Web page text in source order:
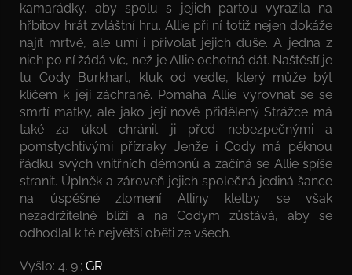
kamarádky, aby spolu s jejich partou vyrazila na
hřbitov hrát zvláštní hru. Allie při ní totiž nejen dokáže
najít mrtvé, ale umí i přivolat jejich duše. A jedna z
nich po ní žádá víc, než je Allie ochotná dát. Naštěstí je
tu Cody Burkhart, kluk od vedle, který může být
klíčem k její záchraně. Pomáhá Allie vyrovnat se se
smrtí matky, ale jako její nově přidělený Strážce má
také za úkol chránit ji před nebezpečnými a
pomstychtivými přízraky. Jenže i Cody má pěknou
řádku svých vnitřních démonů a začíná se Allie spíše
stranit. Úplněk a zároveň jejich společná jediná šance
na úspěšné zlomení Alliny kletby se však
nezadržitelně blíží a na Codym zůstává, aby se
odhodlal k té největší oběti ze všech.
Vyšlo: 4. 9.; GR